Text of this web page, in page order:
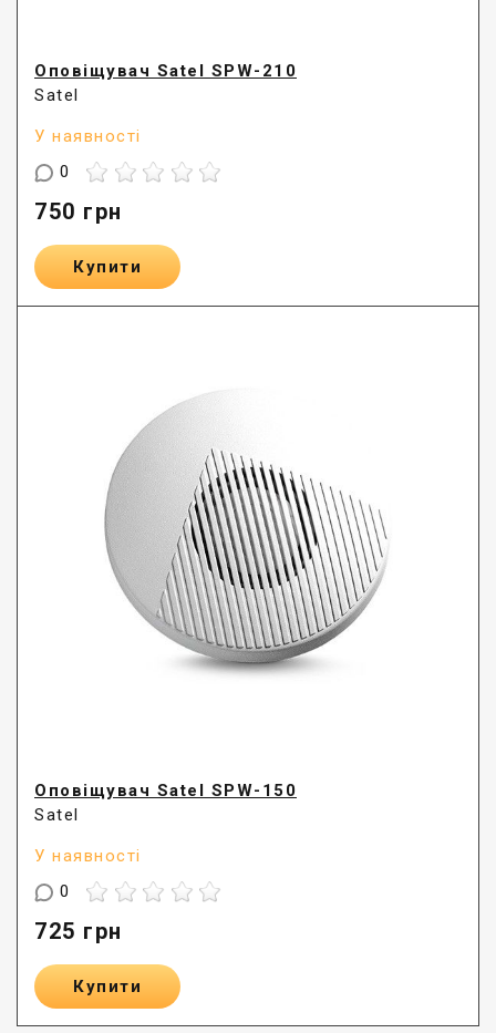
Оповіщувач Satel SPW-210
Satel
У наявності
0
750 грн
Купити
Оповіщувач Satel SPW-150
Satel
У наявності
0
725 грн
Купити